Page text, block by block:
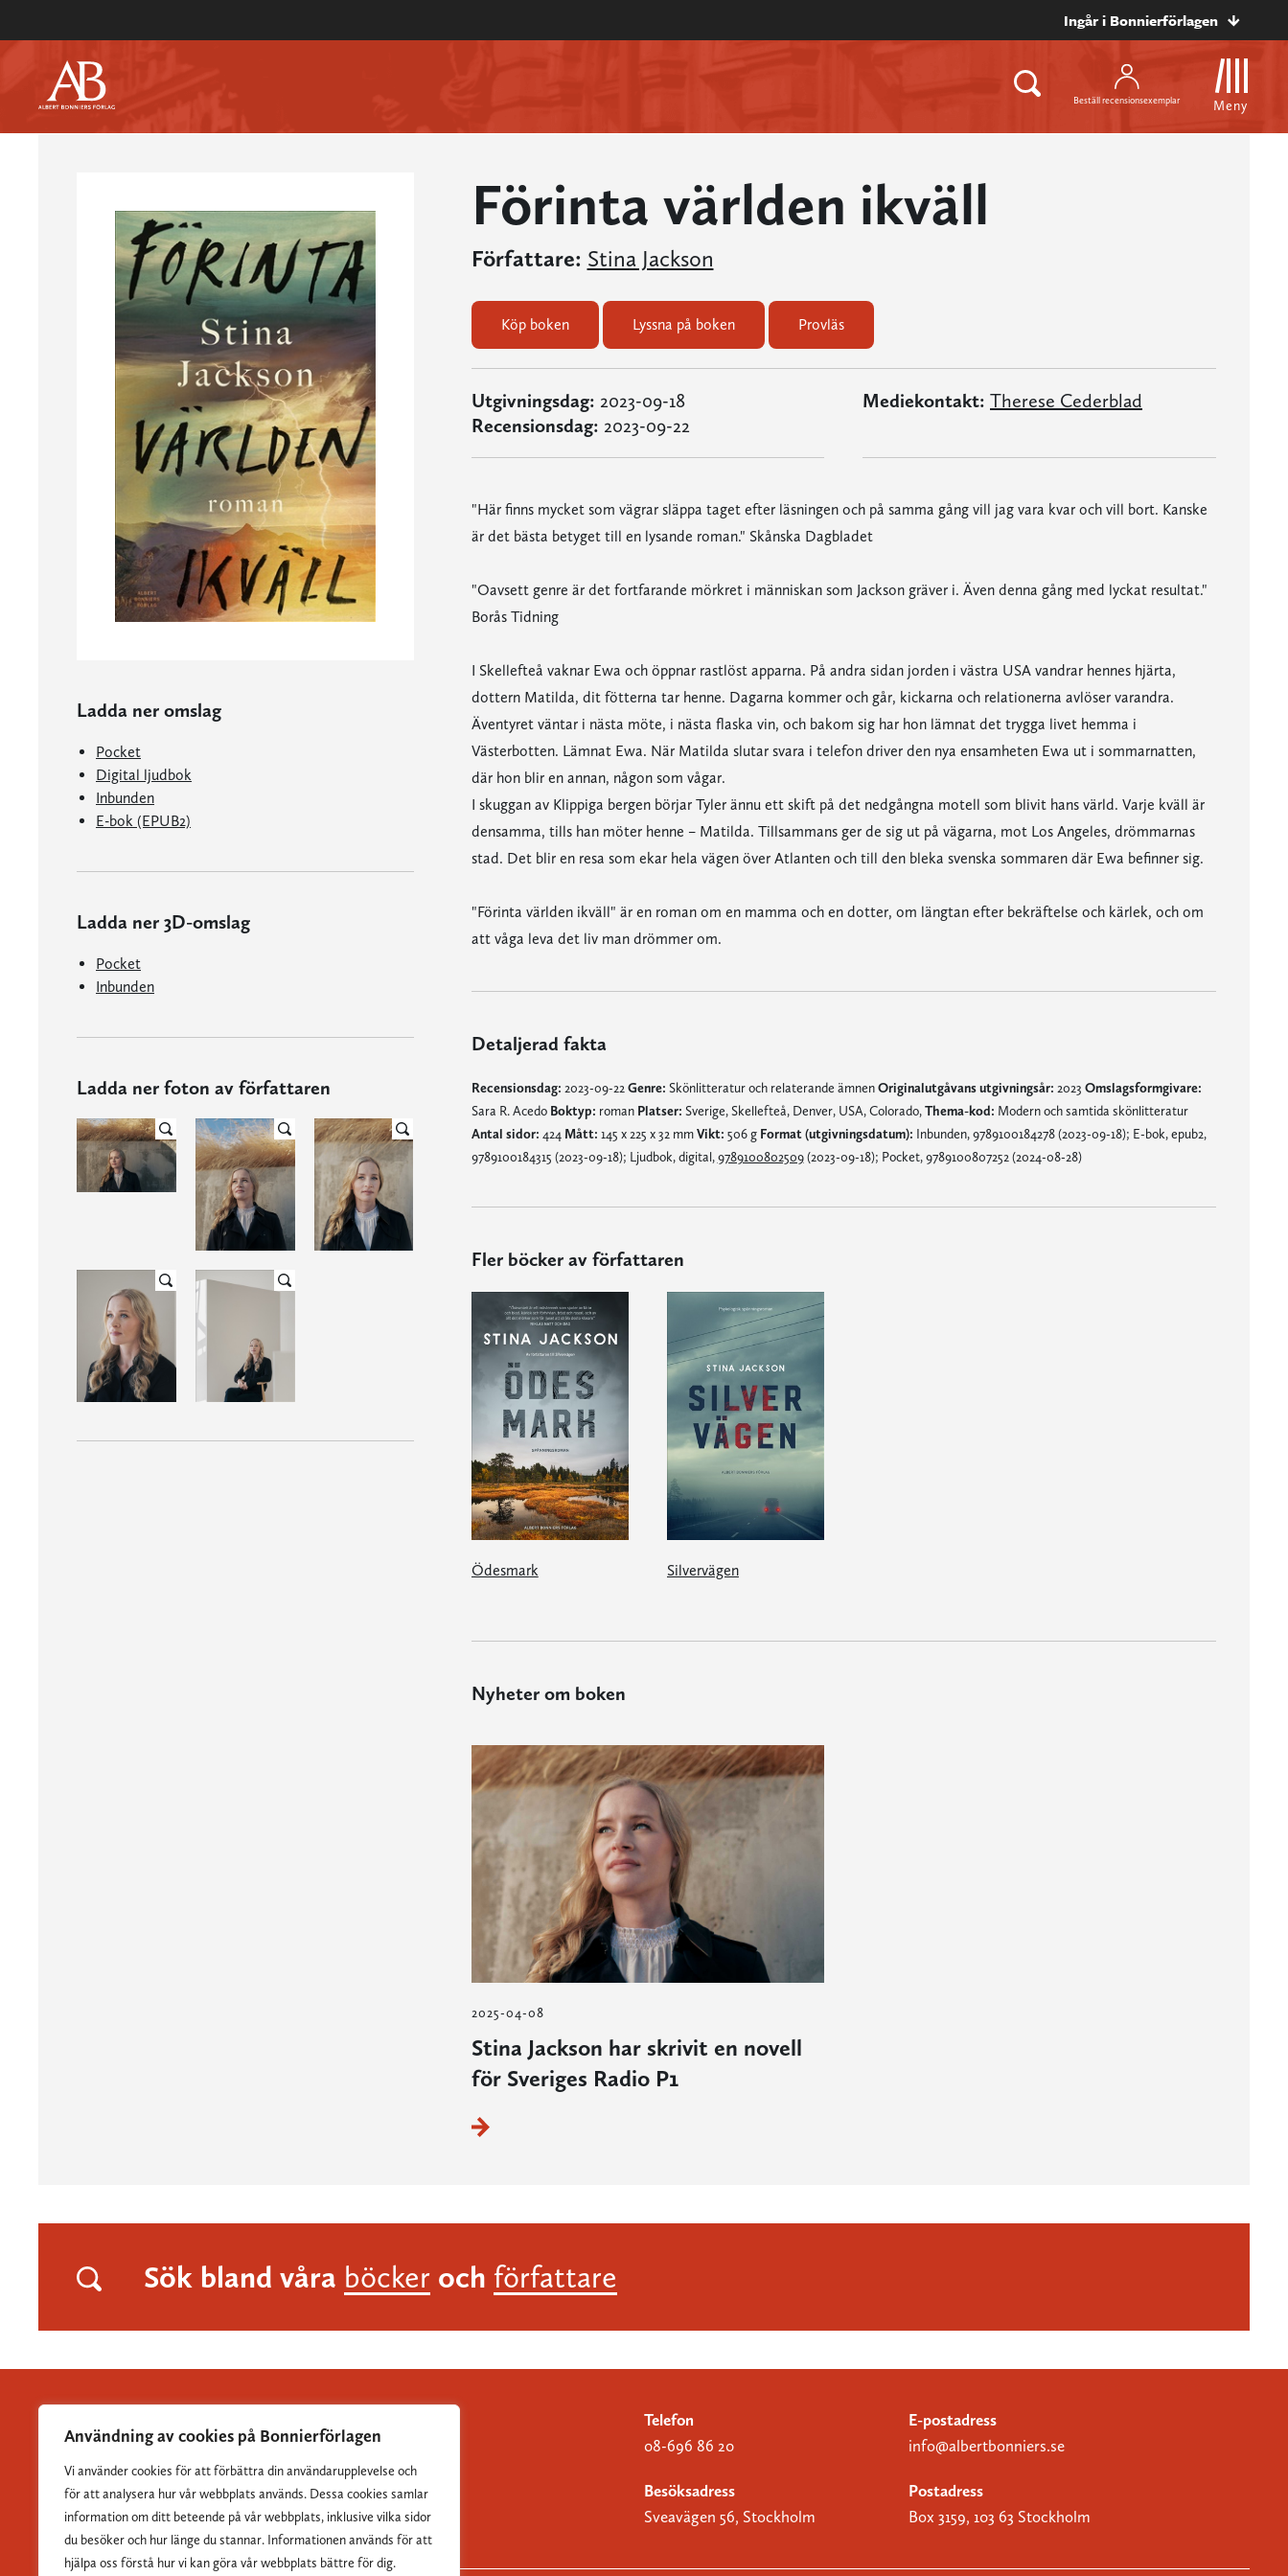
Användning av cookies på Bonnierförlagen
Vi använder cookies för att förbättra din användarupplevelse och
för att analysera hur vår webbplats används. Dessa cookies samlar
information om ditt beteende på vår webbplats, inklusive vilka sidor
du besöker och hur länge du stannar. Informationen används för att
hjälpa oss förstå hur vi kan göra vår webbplats bättre för dig.
Ingår i Bonnierförlagen
Beställ recensionsexemplar Meny
Ladda ner omslag
Pocket
Digital ljudbok
Inbunden
E-bok (EPUB2)
Ladda ner 3D-omslag
Pocket
Inbunden
Ladda ner foton av författaren
Förinta världen ikväll
Författare: Stina Jackson
Köp boken Lyssna på boken Provläs
Utgivningsdag: 2023-09-18
Recensionsdag: 2023-09-22
Mediekontakt: Therese Cederblad
"Här finns mycket som vägrar släppa taget efter läsningen och på samma gång vill jag vara kvar och vill bort. Kanske
är det bästa betyget till en lysande roman." Skånska Dagbladet
"Oavsett genre är det fortfarande mörkret i människan som Jackson gräver i. Även denna gång med lyckat resultat."
Borås Tidning
I Skellefteå vaknar Ewa och öppnar rastlöst apparna. På andra sidan jorden i västra USA vandrar hennes hjärta,
dottern Matilda, dit fötterna tar henne. Dagarna kommer och går, kickarna och relationerna avlöser varandra.
Äventyret väntar i nästa möte, i nästa flaska vin, och bakom sig har hon lämnat det trygga livet hemma i
Västerbotten. Lämnat Ewa. När Matilda slutar svara i telefon driver den nya ensamheten Ewa ut i sommarnatten,
där hon blir en annan, någon som vågar.
I skuggan av Klippiga bergen börjar Tyler ännu ett skift på det nedgångna motell som blivit hans värld. Varje kväll är
densamma, tills han möter henne – Matilda. Tillsammans ger de sig ut på vägarna, mot Los Angeles, drömmarnas
stad. Det blir en resa som ekar hela vägen över Atlanten och till den bleka svenska sommaren där Ewa befinner sig.
"Förinta världen ikväll" är en roman om en mamma och en dotter, om längtan efter bekräftelse och kärlek, och om
att våga leva det liv man drömmer om.
Detaljerad fakta
Recensionsdag: 2023-09-22 Genre: Skönlitteratur och relaterande ämnenOriginalutgåvans utgivningsår: 2023 Omslagsformgivare:
Sara R. Acedo Boktyp: roman Platser: Sverige, Skellefteå, Denver, USA, Colorado,Thema-kod: Modern och samtida skönlitteratur
Antal sidor: 424 Mått: 145 x 225 x 32 mmVikt: 506 g Format (utgivningsdatum): Inbunden, 9789100184278 (2023-09-18); E-bok, epub2,
9789100184315 (2023-09-18); Ljudbok, digital,9789100802509(2023-09-18); Pocket, 9789100807252 (2024-08-28)
Fler böcker av författaren
Ödesmark Silvervägen
Nyheter om boken
2025-04-08
Stina Jackson har skrivit en novell
för Sveriges Radio P1
Sök bland våra böcker och författare
Albert Bonniers Förlag grundades 1837 och är Sveriges
största skönlitterära förlag.
Telefon
08-696 86 20
E-postadress
info@albertbonniers.se
Besöksadress
Sveavägen 56, Stockholm
Postadress
Box 3159, 103 63 Stockholm